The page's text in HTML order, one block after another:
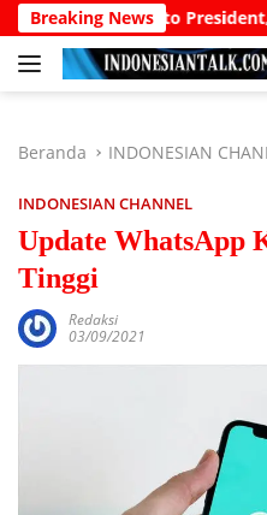
Langsung
ke
konten
Breaking News
Appeals to President, Seeks
Beranda INDONESIAN
INDONESIAN CHANNEL
Update WhatsApp
Tinggi
Redaksi
03/09/2021